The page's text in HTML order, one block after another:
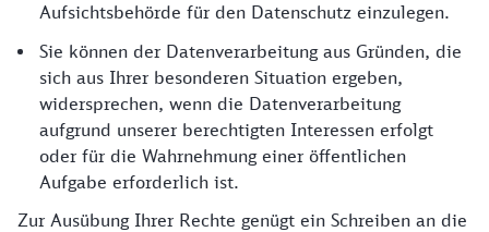
Aufsichtsbehörde für den Datenschutz einzulegen.
Sie können der Datenverarbeitung aus Gründen, die
sich aus Ihrer besonderen Situation ergeben,
widersprechen, wenn die Datenverarbeitung
aufgrund unserer berechtigten Interessen erfolgt
oder für die Wahrnehmung einer öffentlichen
Aufgabe erforderlich ist.
Zur Ausübung Ihrer Rechte genügt ein Schreiben an die